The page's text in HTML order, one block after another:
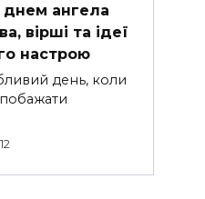
днем ангела
вірші та ідеї
настрою
день, коли